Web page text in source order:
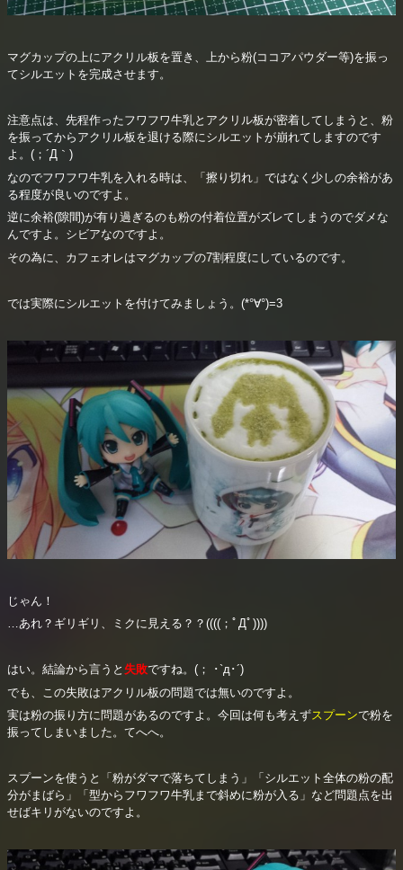
マグカップの上にアクリル板を置き、上から粉(ココアパウダー等)を振っ
てシルエットを完成させます。
注意点は、先程作ったフワフワ牛乳とアクリル板が密着してしまうと、粉
を振ってからアクリル板を退ける際にシルエットが崩れてしますのです
よ。(；´Д｀)
なのでフワフワ牛乳を入れる時は、「擦り切れ」ではなく少しの余裕があ
る程度が良いのですよ。
逆に余裕(隙間)が有り過ぎるのも粉の付着位置がズレてしまうのでダメな
んですよ。シビアなのですよ。
その為に、カフェオレはマグカップの7割程度にしているのです。
では実際にシルエットを付けてみましょう。(*°∀°)=3
じゃん！
…あれ？ギリギリ、ミクに見える？？((((；ﾟДﾟ))))
はい。結論から言うと 失敗ですね。(； ･`д･´)
でも、この失敗はアクリル板の問題では無いのですよ。
実は粉の振り方に問題があるのですよ。今回は何も考えずスプーンで粉を
振ってしまいました。てへへ。
スプーンを使うと「粉がダマで落ちてしまう」「シルエット全体の粉の配
分がまばら」「型からフワフワ牛乳まで斜めに粉が入る」など問題点を出
せばキリがないのですよ。